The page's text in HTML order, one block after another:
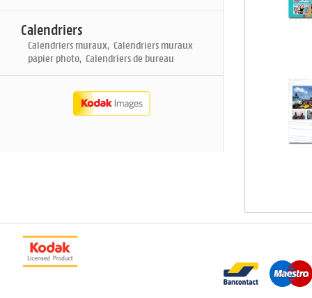
Calendriers
Calendriers muraux, Calendriers muraux
papier photo, Calendriers de bureau